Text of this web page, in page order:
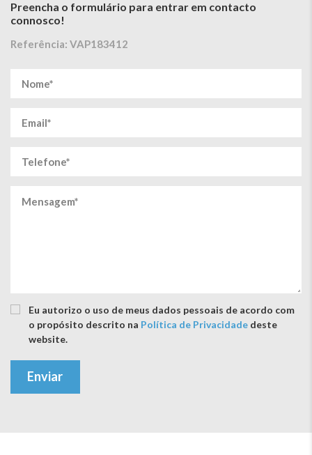
Preencha o formulário para entrar em contacto
connosco!
Referência: VAP183412
Eu autorizo ​​o uso de meus dados pessoais de acordo com
o propósito descrito na Política de Privacidade deste
website.
Enviar